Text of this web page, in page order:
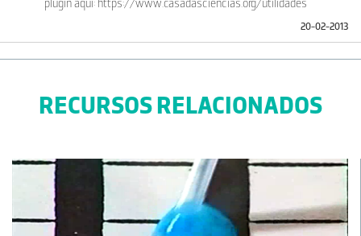
plugin aqui: https://www.casadasciencias.org/utilidades
20-02-2013
RECURSOS RELACIONADOS